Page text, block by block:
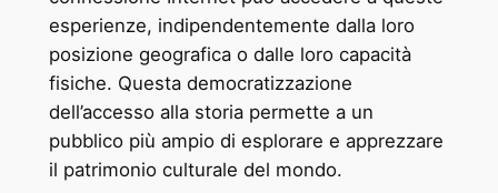
esperienze, indipendentemente dalla loro
posizione geografica o dalle loro capacità
fisiche. Questa democratizzazione
dell’accesso alla storia permette a un
pubblico più ampio di esplorare e apprezzare
il patrimonio culturale del mondo.